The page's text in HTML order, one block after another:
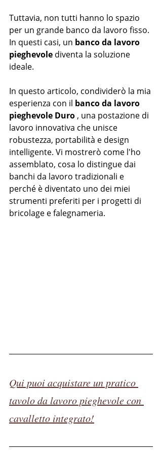
Tuttavia, non tutti hanno lo spazio
per un grande banco da lavoro fisso.
In questi casi, un banco da lavoro
pieghevole diventa la soluzione
ideale.
In questo articolo, condividerò la mia
esperienza con il banco da lavoro
pieghevole Duro , una postazione di
lavoro innovativa che unisce
robustezza, portabilità e design
intelligente. Vi mostrerò come l'ho
assemblato, cosa lo distingue dai
banchi da lavoro tradizionali e
perché è diventato uno dei miei
strumenti preferiti per i progetti di
bricolage e falegnameria.
Qui puoi acquistare un pratico
tavolo da lavoro pieghevole con
cavalletto integrato!